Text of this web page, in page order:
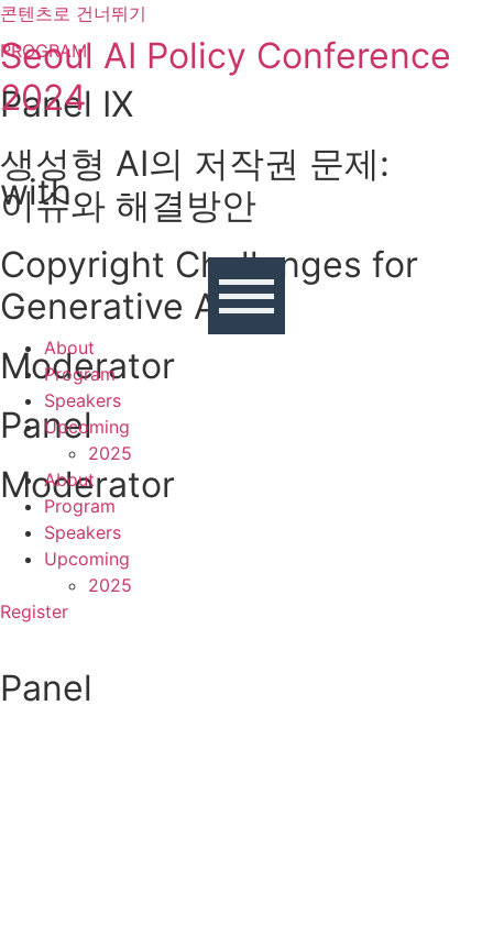
콘텐츠로 건너뛰기
Seoul AI Policy Conference
2024
with
About
Program
Speakers
Upcoming
2025
About
Program
Speakers
Upcoming
2025
Register
PROGRAM
Panel IX
생성형 AI의 저작권 문제:
이슈와 해결방안
Copyright Challenges for
Generative AI
Moderator
Panel
Moderator
Panel